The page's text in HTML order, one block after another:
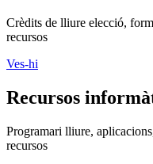
Crèdits de lliure elecció,
recursos
Ves-hi
Recursos
Programari lliure,
recursos